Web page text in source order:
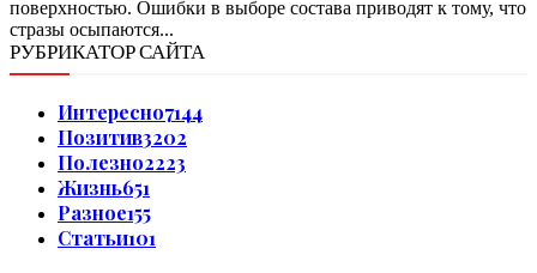
поверхностью. Ошибки в выборе состава приводят к тому, что
стразы осыпаются...
РУБРИКАТОР САЙТА
Интересно7144
Позитив3202
Полезно2223
Жизнь651
Разное155
Статьи101